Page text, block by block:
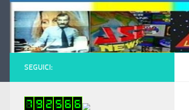
Salta al contenuto
SEGUICI: